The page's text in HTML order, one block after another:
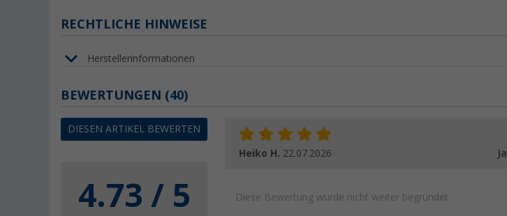
RECHTLICHE HINWEISE
Herstellerinformationen
BEWERTUNGEN (40)
DIESEN ARTIKEL BEWERTEN
4.73 / 5
Heiko H. 22.07.2026 Ja
Diese Bewertung wurde nicht weiter begründet.